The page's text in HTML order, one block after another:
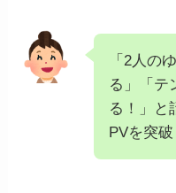
「2人の
る」「テ
る！」と
PVを突